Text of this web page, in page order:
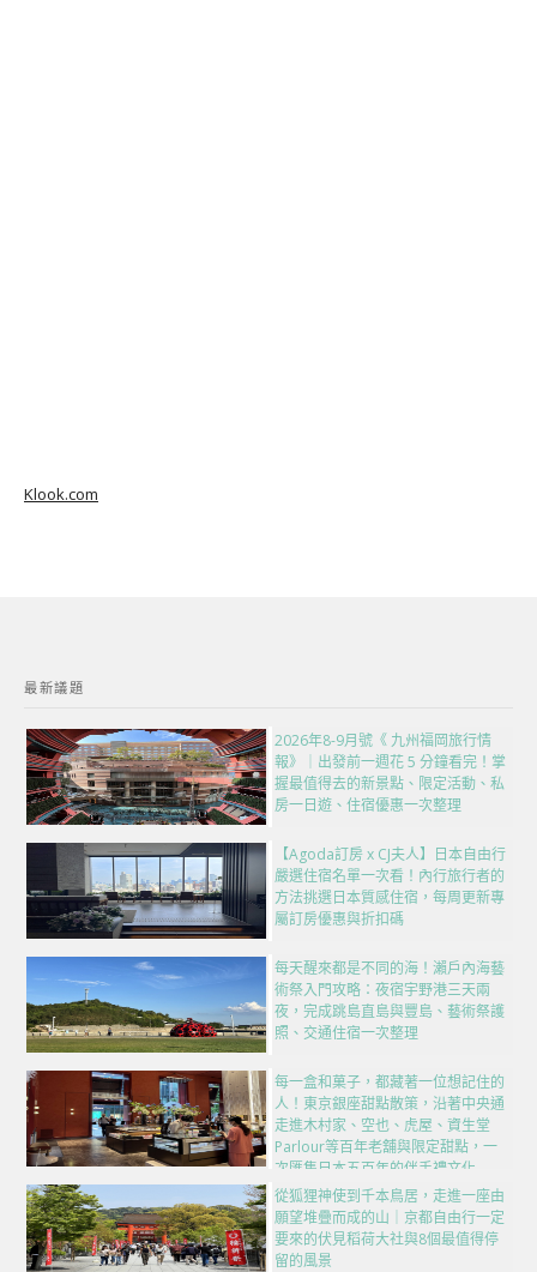
Klook.com
最新議題
2026年8-9月號《 九州福岡旅行情
報》｜出發前一週花 5 分鐘看完！掌
握最值得去的新景點、限定活動、私
房一日遊、住宿優惠一次整理
【Agoda訂房 x CJ夫人】日本自由行
嚴選住宿名單一次看！內行旅行者的
方法挑選日本質感住宿，每周更新專
屬訂房優惠與折扣碼
每天醒來都是不同的海！瀨戶內海藝
術祭入門攻略：夜宿宇野港三天兩
夜，完成跳島直島與豐島、藝術祭護
照、交通住宿一次整理
每一盒和菓子，都藏著一位想記住的
人！東京銀座甜點散策，沿著中央通
走進木村家、空也、虎屋、資生堂
Parlour等百年老舖與限定甜點，一
次匯集日本五百年的伴手禮文化
從狐狸神使到千本鳥居，走進一座由
願望堆疊而成的山｜京都自由行一定
要來的伏見稻荷大社與8個最值得停
留的風景